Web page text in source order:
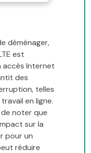
déménager,
est
accès Internet
des
telles
en ligne.
noter que
sur la
pour un
réduire